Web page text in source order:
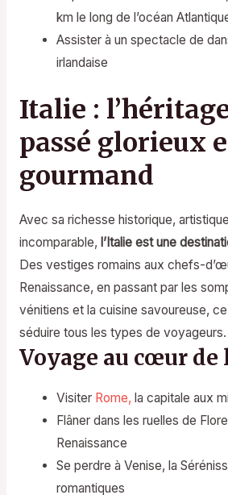
km le long de l’océan
Assister à un spectacle de
irlandaise
Italie :
passé glorieux
gourmand
Avec sa richesse historique,
incomparable, l’Italie est une
Des vestiges romains aux chefs-
Renaissance, en passant par les
vénitiens et la cuisine savoureuse,
séduire tous les types de voyageurs.
Voyage au cœur de
Visiter Rome, la capitale aux
Flâner dans les ruelles de
Renaissance
Se perdre à Venise, la
romantiques